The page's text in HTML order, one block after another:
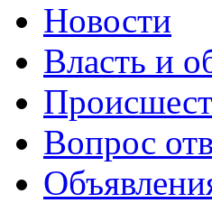
Новости
Власть и
Вопрос